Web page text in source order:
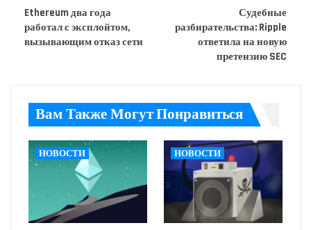
Ethereum два года
работал с эксплойтом,
вызывающим отказ сети
Судебные
разбирательства: Ripple
ответила на новую
претензию SEC
Вам Также Могут Понравиться
НОВОСТИ НОВОСТИ